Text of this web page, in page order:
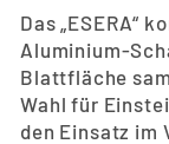
Das „ESERA“
Aluminium-
Blattfläche
Wahl für
den Einsatz im